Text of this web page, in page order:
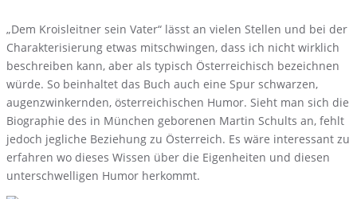
„Dem Kroisleitner sein Vater“ lässt an vielen Stellen und bei der
Charakterisierung etwas mitschwingen, dass ich nicht wirklich
beschreiben kann, aber als typisch Österreichisch bezeichnen
würde. So beinhaltet das Buch auch eine Spur schwarzen,
augenzwinkernden, österreichischen Humor. Sieht man sich die
Biographie des in München geborenen Martin Schults an, fehlt
jedoch jegliche Beziehung zu Österreich. Es wäre interessant zu
erfahren wo dieses Wissen über die Eigenheiten und diesen
unterschwelligen Humor herkommt.